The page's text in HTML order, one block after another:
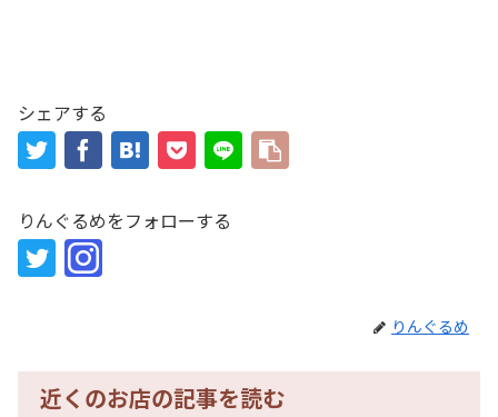
シェアする
りんぐるめをフォローする
りんぐるめ
近くのお店の記事を読む